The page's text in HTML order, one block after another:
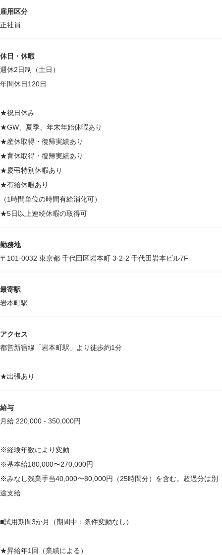
雇用区分
正社員
休日・休暇
週休2日制（土日）
年間休日120日
★祝日休み
★GW、夏季、年末年始休暇あり
★産休取得・復帰実績あり
★育休取得・復帰実績あり
★慶弔特別休暇あり
★有給休暇あり
（1時間単位の時間有給消化可）
★5日以上連続休暇の取得可
勤務地
〒101-0032 東京都 千代田区岩本町 3-2-2 千代田岩本ビル7F
最寄駅
岩本町駅
アクセス
都営新宿線「岩本町駅」より徒歩約1分
★出張あり
給与
月給 220,000 - 350,000円
※経験年数により変動
※基本給180,000〜270,000円
※みなし残業手当40,000〜80,000円（25時間分）を含む。超過分は別
途支給
■試用期間3か月（期間中：条件変動なし）
★昇給年1回（業績による）